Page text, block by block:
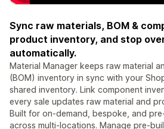
Sync raw materials, BOM &
product inventory, and stop
automatically.
Material Manager keeps raw material
(BOM) inventory in sync with your
shared inventory. Link component
every sale updates raw material and
Built for on-demand, bespoke, and
across multi-locations. Manage pre-